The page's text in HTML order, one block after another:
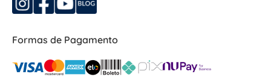
Formas de Pagamento